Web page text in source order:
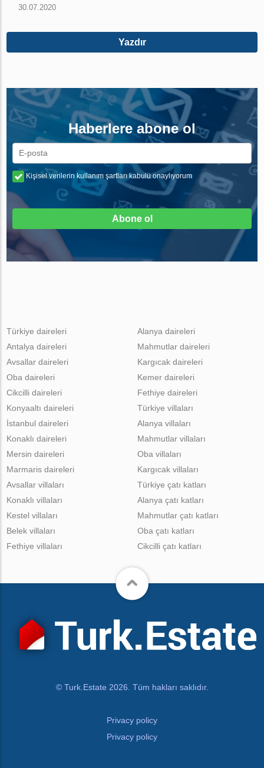
30.07.2020
Yazdır
Haberlere abone ol
Kişisel verilerin kullanım şartları kabulü onaylıyorum
Abone ol
Türkiye daireleri
Antalya daireleri
Avsallar daireleri
Oba daireleri
Cikcilli daireleri
Alanya daireleri
Mahmutlar daireleri
Kargıcak daireleri
Kemer daireleri
Fethiye daireleri
Konyaaltı daireleri
İstanbul daireleri
Konaklı daireleri
Mersin daireleri
Marmaris daireleri
Türkiye villaları
Alanya villaları
Mahmutlar villaları
Oba villaları
Kargıcak villaları
Avsallar villaları
Konaklı villaları
Kestel villaları
Belek villaları
Fethiye villaları
Türkiye çatı katları
Alanya çatı katları
Mahmutlar çatı katları
Oba çatı katları
Cikcilli çatı katları
© Turk.Estate 2026. Tüm hakları saklıdır.
Privacy policy
Privacy policy